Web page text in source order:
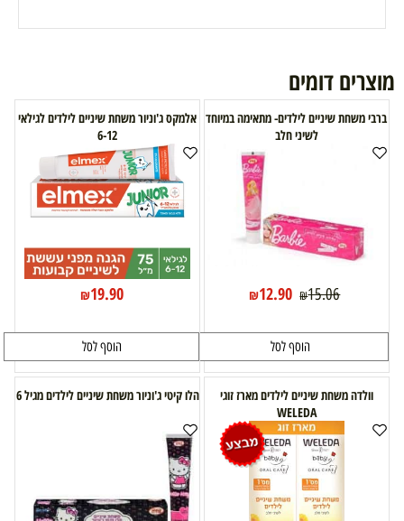
מוצרים דומים
ברבי משחת שיניים לילדים- מתאימה במיוחד
לשיני חלב
₪15.06
₪12.90
הוסף לסל
אלמקס ג'וניור משחת שיניים לילדים לגילאי
6-12
₪19.90
הוסף לסל
וולדה משחת שיניים לילדים מארז זוגי
WELEDA
הלו קיטי ג'וניור משחת שיניים לילדים מגיל 6